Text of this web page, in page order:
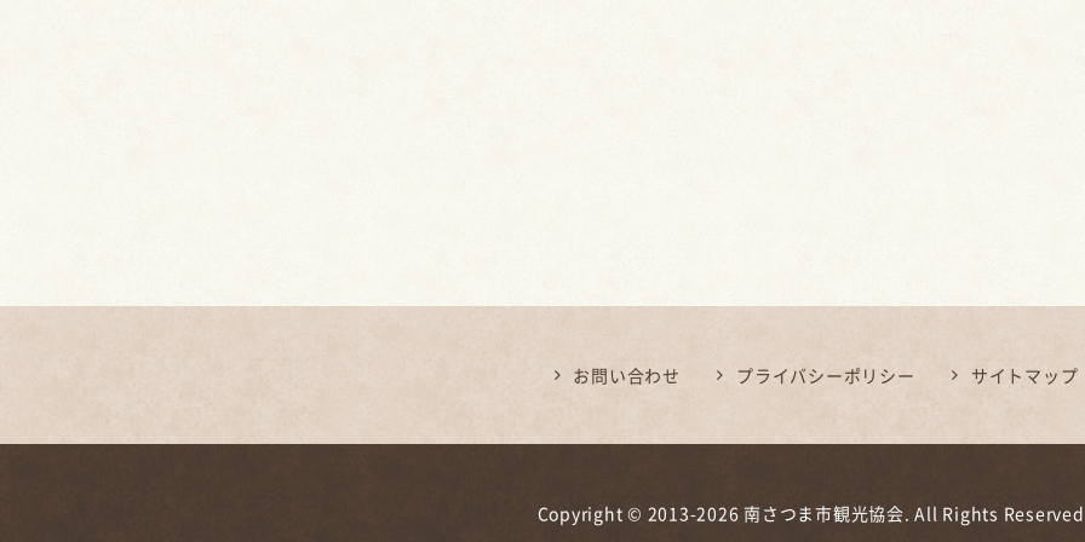
お問い合わせ プライバシーポリシー サイトマップ
Copyright © 2013-2026 南さつま市観光協会. All Rights